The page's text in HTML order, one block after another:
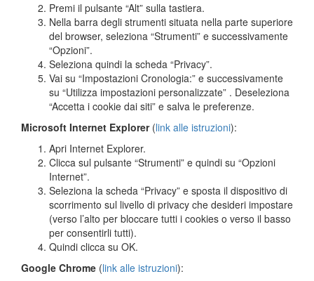
Premi il pulsante “Alt” sulla tastiera.
Nella barra degli strumenti situata nella parte superiore
del browser, seleziona “Strumenti” e successivamente
“Opzioni”.
Seleziona quindi la scheda “Privacy”.
Vai su “Impostazioni Cronologia:” e successivamente
su “Utilizza impostazioni personalizzate” . Deseleziona
“Accetta i cookie dai siti” e salva le preferenze.
Microsoft Internet Explorer(link alle istruzioni):
Apri Internet Explorer.
Clicca sul pulsante “Strumenti” e quindi su “Opzioni
Internet”.
Seleziona la scheda “Privacy” e sposta il dispositivo di
scorrimento sul livello di privacy che desideri impostare
(verso l’alto per bloccare tutti i cookies o verso il basso
per consentirli tutti).
Quindi clicca su OK.
Google Chrome (link alle istruzioni):